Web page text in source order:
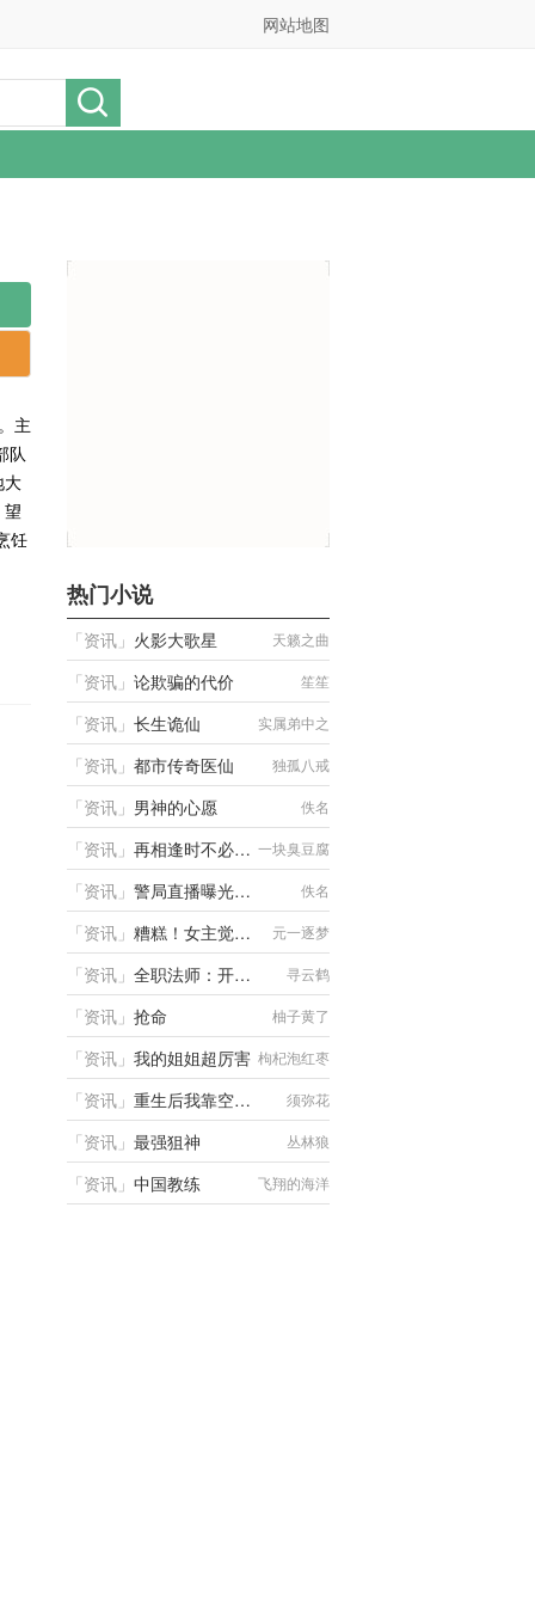
网站地图
热门小说
「资讯 」 火影大歌星 天籁之曲
「资讯 」 论欺骗的代价 笙笙
「资讯 」 长生诡仙
实属弟中之
弟
「资讯 」 都市传奇医仙 独孤八戒
「资讯 」 男神的心愿 佚名
「资讯 」 再相逢时不必相识 一块臭豆腐
「资讯 」 警局直播曝光，男友和室友慌了 佚名
「资讯 」 糟糕！女主觉醒了 元一逐梦
「资讯 」 全职法师：开局签到响雷果实 寻云鹤
「资讯 」 抢命 柚子黄了
「资讯 」 我的姐姐超厉害 枸杞泡红枣
「资讯 」 重生后我靠空间屯粮养崽崽 须弥花
「资讯 」 最强狙神 丛林狼
「资讯 」 中国教练 飞翔的海洋
主
队
大
饪